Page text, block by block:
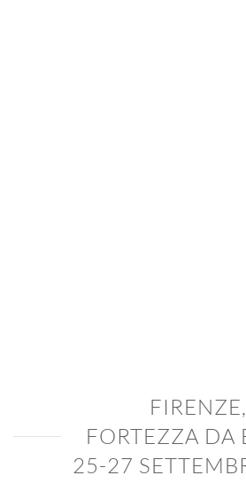
FIRENZE,
FORTEZZA DA
25-27